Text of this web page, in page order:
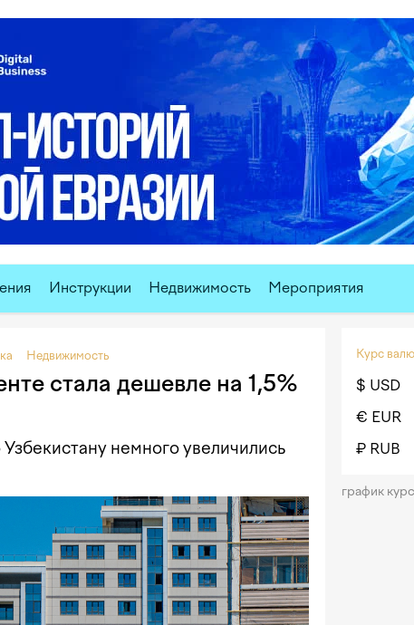
Инструкции Недвижимость Мероприятия
Недвижимость
стала дешевле на 1,5%
немного увеличились
Курс
$ USD
€ EUR
₽ RUB
график